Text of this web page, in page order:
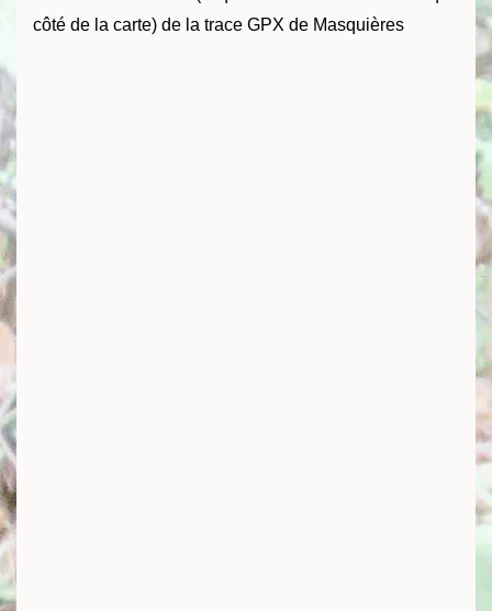
côté de la carte) de la trace GPX de Masquières